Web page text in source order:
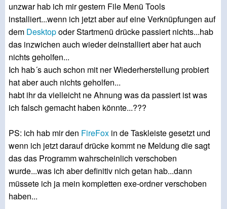
unzwar hab ich mir gestern File Menü Tools
installiert...wenn ich jetzt aber auf eine Verknüpfungen auf
dem Desktopoder Startmenü drücke passiert nichts...hab
das inzwichen auch wieder deinstalliert aber hat auch
nichts geholfen...
Ich hab´s auch schon mit ner Wiederherstellung probiert
hat aber auch nichts geholfen...
habt ihr da vielleicht ne Ahnung was da passiert ist was
ich falsch gemacht haben könnte...???
PS: ich hab mir den FireFox in de Taskleiste gesetzt und
wenn ich jetzt darauf drücke kommt ne Meldung die sagt
das das Programm wahrscheinlich verschoben
wurde...was ich aber definitiv nich getan hab...dann
müssete ich ja mein kompletten exe-ordner verschoben
haben...